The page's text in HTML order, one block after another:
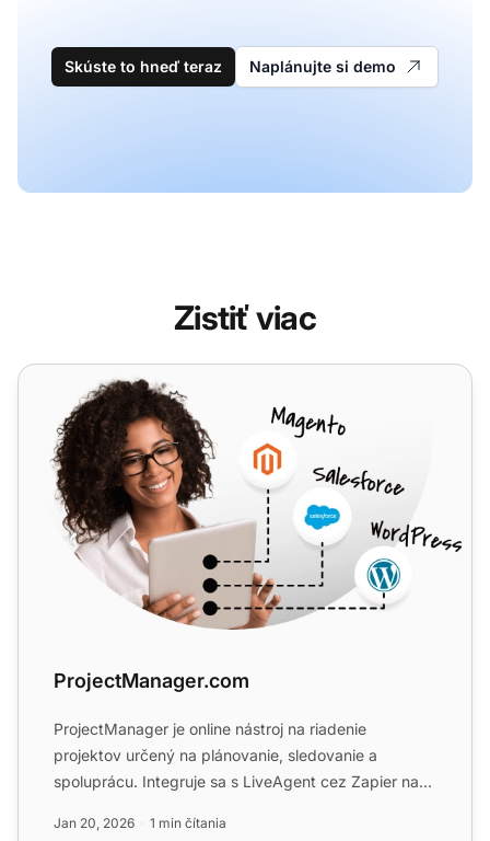
Skúste to hneď teraz Naplánujte si demo
Zistiť viac
ProjectManager.com
ProjectManager.com
ProjectManager je online nástroj na riadenie
projektov určený na plánovanie, sledovanie a
spoluprácu. Integruje sa s LiveAgent cez Zapier na
Jan 20, 2026 1 min čítania